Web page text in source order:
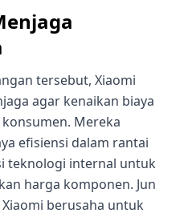
tersebut, Xiaomi
agar kenaikan biaya
Mereka
efisiensi dalam rantai
teknologi internal untuk
harga komponen. Jun
berusaha untuk